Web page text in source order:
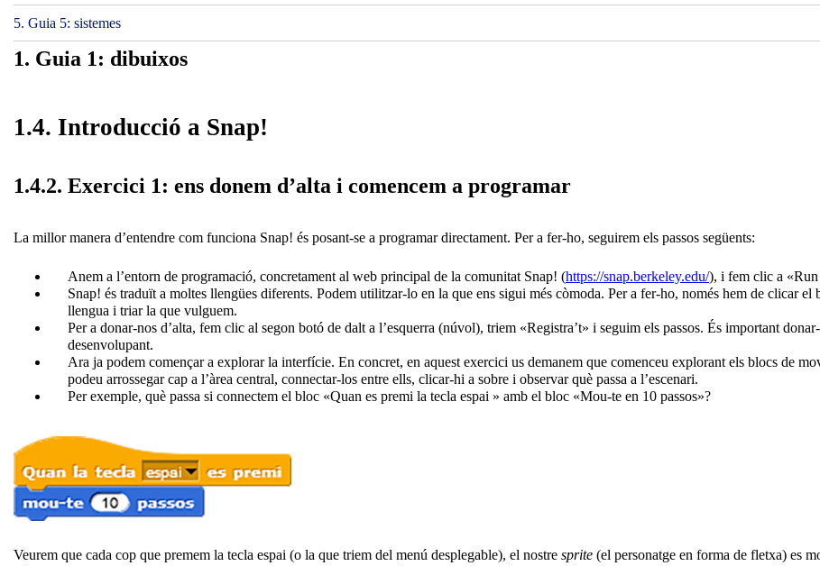
5. Guia 5: sistemes
1. Guia 1: dibuixos
1.4. Introducció a Snap!
1.4.2. Exercici 1: ens donem d’alta i comencem a programar
La millor manera d’entendre com funciona Snap! és posant-se a programar directament. Per a fer-ho, seguirem els passos següents:
Anem a l’entorn de programació, concretament al web principal de la comunitat Snap! (https://snap.berkeley.edu/), i fem clic a «Run
Snap! és traduït a moltes llengües diferents. Podem utilitzar-lo en la que ens sigui més còmoda. Per a fer-ho, només hem de clicar
llengua i triar la que vulguem.
Per a donar-nos d’alta, fem clic al segon botó de dalt a l’esquerra (núvol), triem «Registra’t» i seguim els passos. És important
desenvolupant.
Ara ja podem començar a explorar la interfície. En concret, en aquest exercici us demanem que comenceu explorant els blocs de
podeu arrossegar cap a l’àrea central, connectar-los entre ells, clicar-hi a sobre i observar què passa a l’escenari.
Per exemple, què passa si connectem el bloc «Quan es premi la tecla espai » amb el bloc «Mou-te en 10 passos»?
Veurem que cada cop que premem la tecla espai (o la que triem del menú desplegable), el nostre sprite (el personatge en forma de fletxa) es